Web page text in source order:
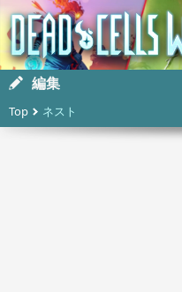
編集
Top ネスト